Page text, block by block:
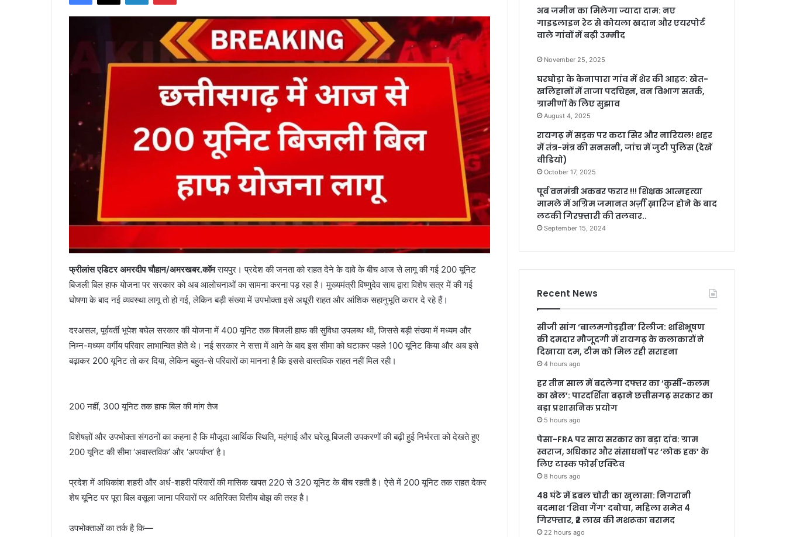
फ्रीलांस एडिटर अमरदीप चौहान/अमरखबर.कॉमरायपुर। प्रदेश की जनता को राहत देने के दावे के बीच आज से लागू की गई 200 यूनिट
बिजली बिल हाफ योजना पर सरकार को अब आलोचनाओं का सामना करना पड़ रहा है। मुख्यमंत्री विष्णुदेव साय द्वारा विशेष सत्र में की गई
घोषणा के बाद नई व्यवस्था लागू तो हो गई, लेकिन बड़ी संख्या में उपभोक्ता इसे अधूरी राहत और आंशिक सहानुभूति करार दे रहे हैं।
दरअसल, पूर्ववर्ती भूपेश बघेल सरकार की योजना में 400 यूनिट तक बिजली हाफ की सुविधा उपलब्ध थी, जिससे बड़ी संख्या में मध्यम और
निम्न-मध्यम वर्गीय परिवार लाभान्वित होते थे। नई सरकार ने सत्ता में आने के बाद इस सीमा को घटाकर पहले 100 यूनिट किया और अब इसे
बढ़ाकर 200 यूनिट तो कर दिया, लेकिन बहुत-से परिवारों का मानना है कि इससे वास्तविक राहत नहीं मिल रही।
200 नहीं, 300 यूनिट तक हाफ बिल की मांग तेज
विशेषज्ञों और उपभोक्ता संगठनों का कहना है कि मौजूदा आर्थिक स्थिति, महंगाई और घरेलू बिजली उपकरणों की बढ़ी हुई निर्भरता को देखते हुए
200 यूनिट की सीमा ‘अवास्तविक’ और ‘अपर्याप्त’ है।
प्रदेश में अधिकांश शहरी और अर्ध-शहरी परिवारों की मासिक खपत 220 से 320 यूनिट के बीच रहती है। ऐसे में 200 यूनिट तक राहत देकर
शेष यूनिट पर पूरा बिल वसूला जाना परिवारों पर अतिरिक्त वित्तीय बोझ की तरह है।
उपभोक्ताओं का तर्क है कि—
अब जमीन का मिलेगा ज्यादा दाम: नए
गाइडलाइन रेट से कोयला खदान और एयरपोर्ट
वाले गांवों में बढ़ी उम्मीद
November 25, 2025
घरघोड़ा के केनापारा गांव में शेर की आहट: खेत-
खलिहानों में ताजा पदचिह्न, वन विभाग सतर्क,
ग्रामीणों के लिए सुझाव
August 4, 2025
रायगढ़ में सड़क पर कटा सिर और नारियल! शहर
में तंत्र-मंत्र की सनसनी, जांच में जुटी पुलिस (देखें
वीडियो)
October 17, 2025
पूर्व वनमंत्री अकबर फरार !!! शिक्षक आत्महत्या
मामले में अग्रिम जमानत अर्ज़ी ख़ारिज होने के बाद
लटकी गिरफ़्तारी की तलवार..
September 15, 2024
Recent News
सीजी सांग ‘बालमगोड़हीन’ रिलीज: शशिभूषण
की दमदार मौजूदगी में रायगढ़ के कलाकारों ने
दिखाया दम, टीम को मिल रही सराहना
4 hours ago
हर तीन साल में बदलेगा दफ्तर का ‘कुर्सी-कलम
का खेल’: पारदर्शिता बढ़ाने छत्तीसगढ़ सरकार का
बड़ा प्रशासनिक प्रयोग
5 hours ago
पेसा-FRA पर साय सरकार का बड़ा दांव: ग्राम
स्वराज, अधिकार और संसाधनों पर ‘लोक हक’ के
लिए टास्क फोर्स एक्टिव
8 hours ago
48 घंटे में डबल चोरी का खुलासा: निगरानी
बदमाश ‘शिवा गैंग’ दबोचा, महिला समेत 4
गिरफ्तार, ₹2 लाख की मशरूका बरामद
22 hours ago